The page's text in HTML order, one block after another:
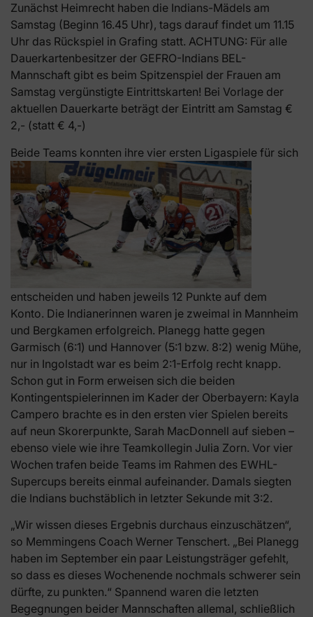
Zunächst Heimrecht haben die Indians-Mädels am
Samstag (Beginn 16.45 Uhr), tags darauf findet um 11.15
Uhr das Rückspiel in Grafing statt. ACHTUNG: Für alle
Dauerkartenbesitzer der GEFRO-Indians BEL-
Mannschaft gibt es beim Spitzenspiel der Frauen am
Samstag vergünstigte Eintrittskarten! Bei Vorlage der
aktuellen Dauerkarte beträgt der Eintritt am Samstag €
2,- (statt € 4,-)
Beide Teams konnten ihre vier ersten Ligaspiele für sich
entscheiden und haben jeweils 12 Punkte auf dem
Konto. Die Indianerinnen waren je zweimal in Mannheim
und Bergkamen erfolgreich. Planegg hatte gegen
Garmisch (6:1) und Hannover (5:1 bzw. 8:2) wenig Mühe,
nur in Ingolstadt war es beim 2:1-Erfolg recht knapp.
Schon gut in Form erweisen sich die beiden
Kontingentspielerinnen im Kader der Oberbayern: Kayla
Campero brachte es in den ersten vier Spielen bereits
auf neun Skorerpunkte, Sarah MacDonnell auf sieben –
ebenso viele wie ihre Teamkollegin Julia Zorn. Vor vier
Wochen trafen beide Teams im Rahmen des EWHL-
Supercups bereits einmal aufeinander. Damals siegten
die Indians buchstäblich in letzter Sekunde mit 3:2.
„Wir wissen dieses Ergebnis durchaus einzuschätzen“,
so Memmingens Coach Werner Tenschert. „Bei Planegg
haben im September ein paar Leistungsträger gefehlt,
so dass es dieses Wochenende nochmals schwerer sein
dürfte, zu punkten.“ Spannend waren die letzten
Begegnungen beider Mannschaften allemal, schließlich